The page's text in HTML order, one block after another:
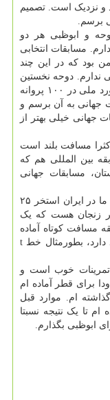
و نزدیک است. تصمیم
برسم.
و ابوظبی هر دو
مسابقات انتخابی
بود که در این چند
ندارم. دوحه نخستین
مسابقه خارجی مسافت کوتاه من است. رکورد ملی در ۱۰۰ پروانه
جهانی به آن برسم و
جهانی خیلی بهتر از
مسافت بلند است
بین المللی هم که
مسابقات جهانی
افقری در ادامه درباب کمبودها اظهار داشت: ما در ایران استخر ۲۵
مسابقه نداریم. تنها استخر ۳۳ متر زنجان هست که یک
مسافت کوتاه آماده
شود. البته در این شرایط مشکلاتی هم وجود دارد، بطورمثال خط t
خوب است و
برای قطر آماده ام
گذاشته ام. موارد قبل
ام تا یک نتیجه نسبتا
ابوظبی بگذارم.